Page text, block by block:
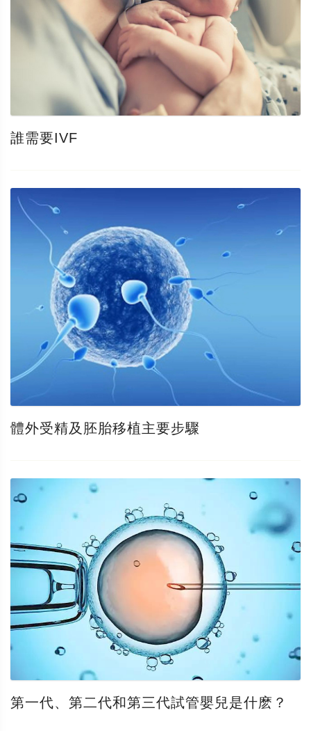
誰需要IVF
體外受精及胚胎移植主要步驟
第一代、第二代和第三代試管嬰兒是什麽？